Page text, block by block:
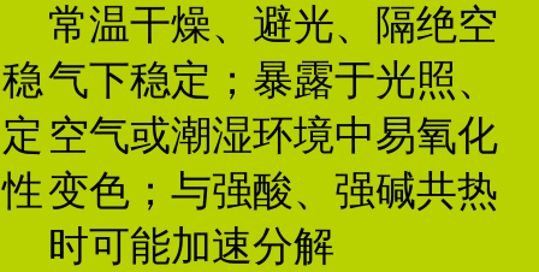
稳
定
性
常温干燥、避光、隔绝空
气下稳定；暴露于光照、
空气或潮湿环境中易氧化
变色；与强酸、强碱共热
时可能加速分解